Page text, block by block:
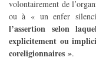
volontairement de
ou à « un enfer
l’assertion selon
explicitement ou
coreligionnaires ».